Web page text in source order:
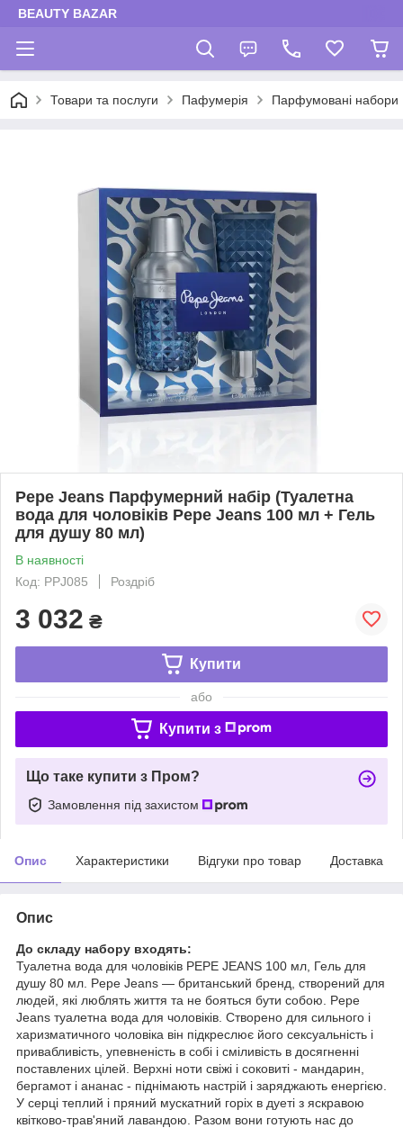
BEAUTY BAZAR
Товари та послуги Пафумерія Парфумовані набори
Pepe Jeans Парфумерний набір (Туалетна
вода для чоловіків Pepe Jeans 100 мл + Гель
для душу 80 мл)
В наявності
Код: PPJ085
Роздріб
3 032 ₴
Купити
або
Купити з
Що таке купити з Пром?
Замовлення під захистом
Опис Характеристики Відгуки про товар Доставка
Опис
До складу набору входять:
Туалетна вода для чоловіків PEPE JEANS 100 мл, Гель для
душу 80 мл. Pepe Jeans — британський бренд, створений для
людей, які люблять життя та не бояться бути собою. Pepe
Jeans туалетна вода для чоловіків. Створено для сильного і
харизматичного чоловіка він підкреслює його сексуальність і
привабливість, упевненість в собі і сміливість в досягненні
поставлених цілей. Верхні ноти свіжі і соковиті - мандарин,
бергамот і ананас - піднімають настрій і заряджають енергією.
У серці теплий і пряний мускатний горіх в дуеті з яскравою
квітково-трав'яний лавандою. Разом вони готують нас до